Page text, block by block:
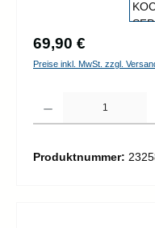
Regulärer Preis:
69,90 €
Preise inkl. MwSt. zzgl.
Produktnummer: